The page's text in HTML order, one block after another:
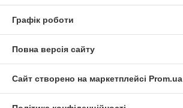
Графік роботи
Повна версія сайту
Сайт створено на маркетплейсі Prom.ua